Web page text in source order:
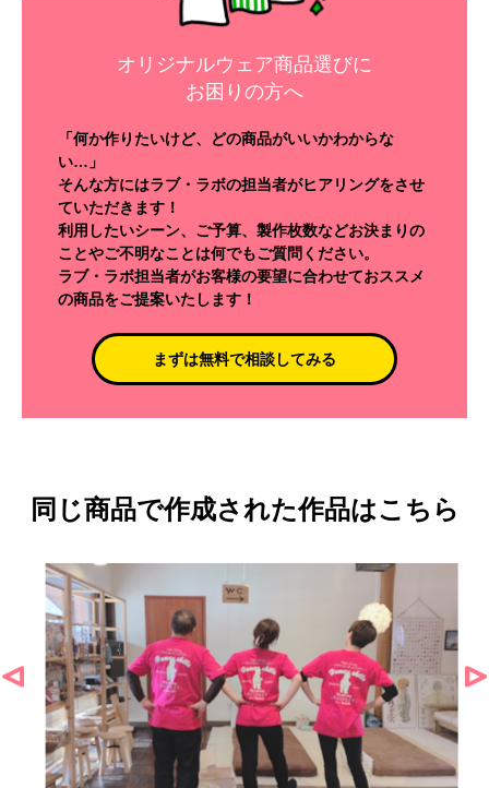
オリジナルウェア商品選びに
お困りの方へ
「何か作りたいけど、どの商品がいいかわからな
い…」
そんな方にはラブ・ラボの担当者がヒアリングをさせ
ていただきます！
利用したいシーン、ご予算、製作枚数などお決まりの
ことやご不明なことは何でもご質問ください。
ラブ・ラボ担当者がお客様の要望に合わせておススメ
の商品をご提案いたします！
まずは無料で相談してみる
同じ商品で作成された作品はこちら